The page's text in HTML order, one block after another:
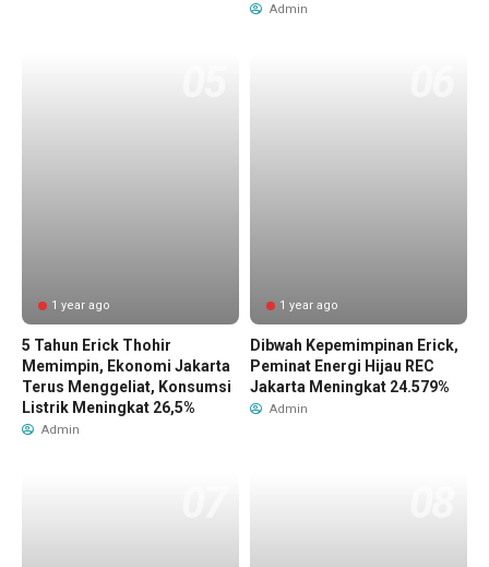
Admin
1 year ago
5 Tahun Erick Thohir
Memimpin, Ekonomi Jakarta
Terus Menggeliat, Konsumsi
Listrik Meningkat 26,5%
Admin
1 year ago
Dibwah Kepemimpinan Erick,
Peminat Energi Hijau REC
Jakarta Meningkat 24.579%
Admin